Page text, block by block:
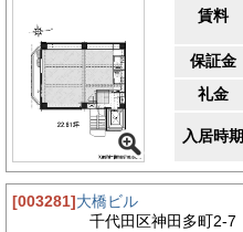
賃料
保証金
礼金
入居時期
[003281]大橋ビル
千代田区神田多町2-7